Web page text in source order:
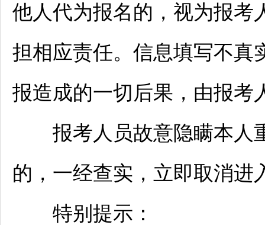
他人代为报名的，视为报考
担相应责任。信息填写不真
报造成的一切后果，由报考
报考人员故意隐瞒本人
的，一经查实，立即取消进
特别提示：